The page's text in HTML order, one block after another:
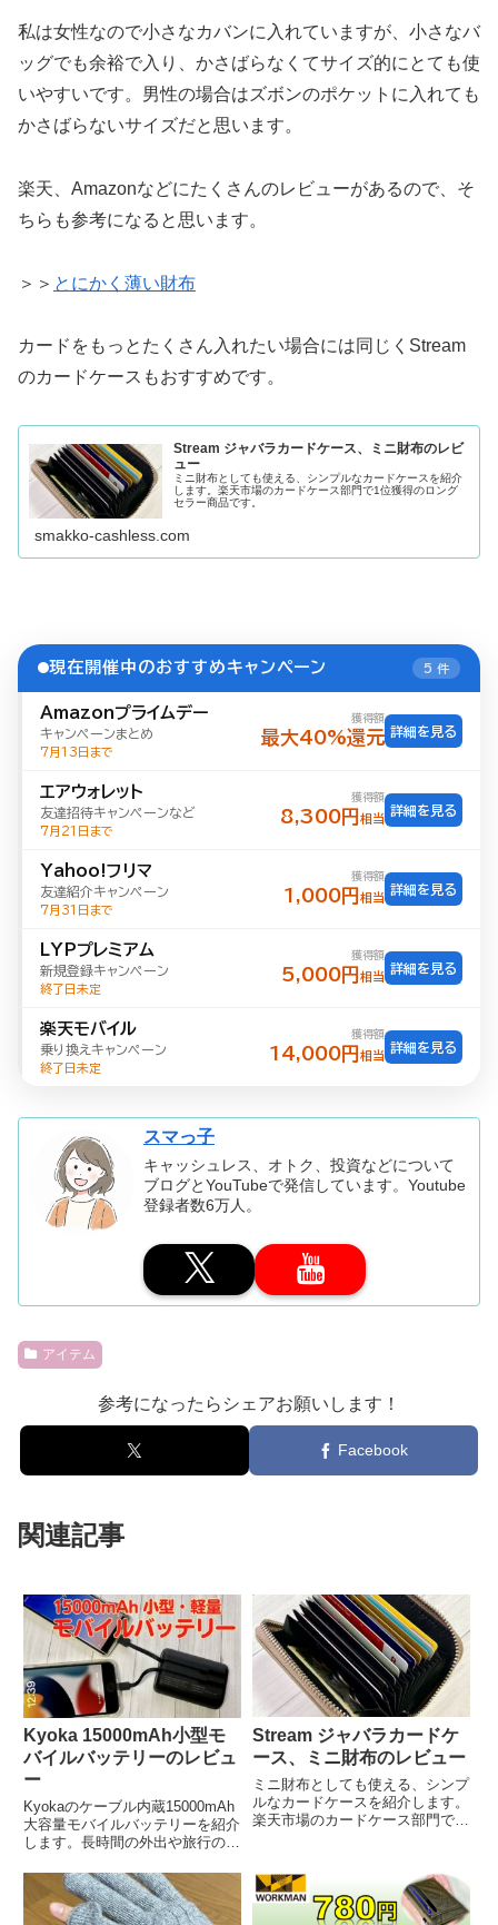
私は女性なので小さなカバンに入れていますが、小さなバ
ッグでも余裕で入り、かさばらなくてサイズ的にとても使
いやすいです。男性の場合はズボンのポケットに入れても
かさばらないサイズだと思います。
楽天、Amazonなどにたくさんのレビューがあるので、そ
ちらも参考になると思います。
＞＞ とにかく薄い財布
カードをもっとたくさん入れたい場合には同じくStream
のカードケースもおすすめです。
Stream ジャバラカードケース、ミニ財布のレビ
ュー
ミニ財布としても使える、シンプルなカードケースを紹介
します。楽天市場のカードケース部門で1位獲得のロング
セラー商品です。
smakko-cashless.com
現在開催中のおすすめキャンペーン 5 件
Amazonプライムデー
キャンペーンまとめ
7月13日まで
獲得額
最大40%還元 詳細を見る
エアウォレット
友達招待キャンペーンなど
7月21日まで
獲得額
8,300円 相当
詳細を見る
Yahoo!フリマ
友達紹介キャンペーン
7月31日まで
獲得額
1,000円 相当
詳細を見る
LYPプレミアム
新規登録キャンペーン
終了日未定
獲得額
5,000円 相当
詳細を見る
楽天モバイル
乗り換えキャンペーン
終了日未定
獲得額
14,000円 相当
詳細を見る
スマっ子
キャッシュレス、オトク、投資などについて
ブログとYouTubeで発信しています。Youtube
登録者数6万人。
アイテム
参考になったらシェアお願いします！
Facebook
関連記事
Kyoka 15000mAh小型モ
バイルバッテリーのレビュ
ー
Kyokaのケーブル内蔵15000mAh
大容量モバイルバッテリーを紹介
します。長時間の外出や旅行の際
リーがあると重宝します。スマホ
なら3回は充電できるので旅行な
どでも十分使えるモバイルバッテ
Stream ジャバラカードケ
ース、ミニ財布のレビュー
ミニ財布としても使える、シンプ
ルなカードケースを紹介します。
楽天市場のカードケース部門で1